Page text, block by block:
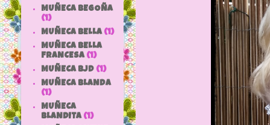
MUÑECA BEGOÑA
(1)
MUÑECA BELLA (1)
MUÑECA BELLA
FRANCESA (1)
MUÑECA BJD (1)
MUÑECA BLANDA
(1)
MUÑECA
BLANDITA (1)